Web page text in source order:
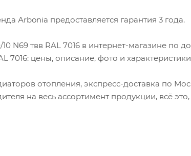
Аrbonia предоставляется гарантия 3 года.
N69 твв RAL 7016 в интернет-магазине по
7016: цены, описание, фото и
отопления, экспресс-доставка по
на весь ассортимент продукции, всё